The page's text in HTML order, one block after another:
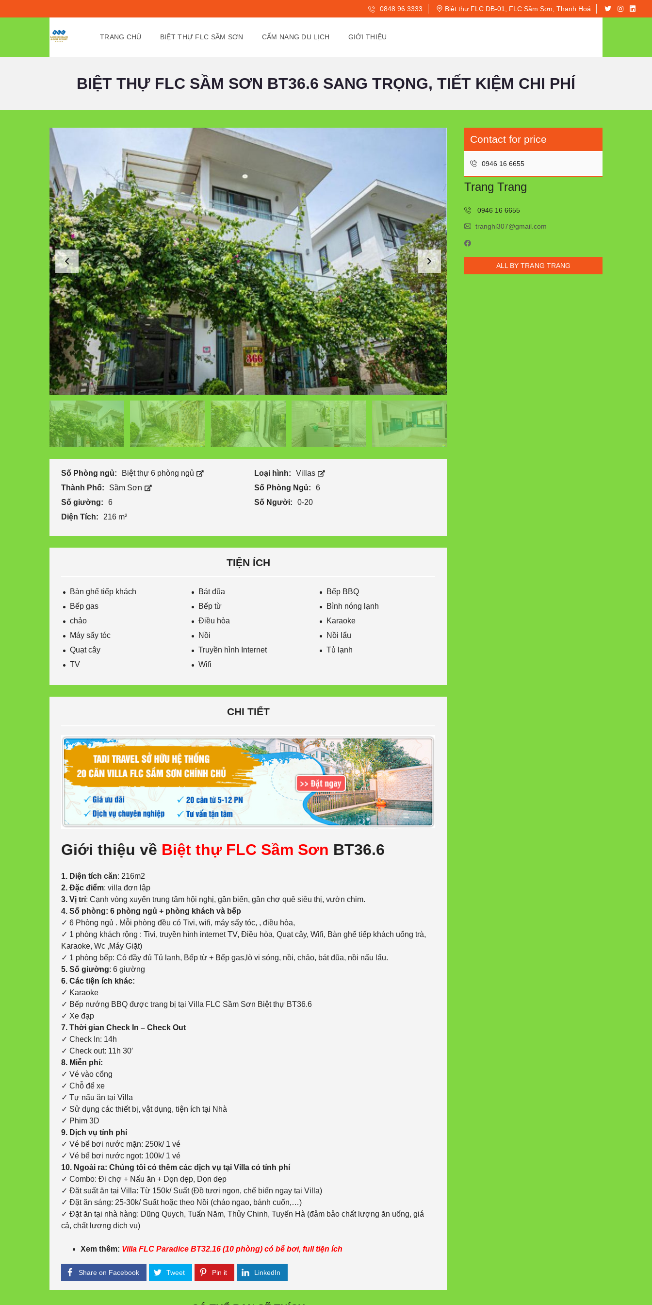
0848 96 3333 Biệt thự FLC DB-01, FLC Sầm Sơn, Thanh Hoá
TRANG CHỦ BIỆT THỰ FLC SẦM SƠN CẨM NANG DU LỊCH GIỚI THIỆU
BIỆT THỰ FLC SẦM SƠN BT36.6 SANG TRỌNG, TIẾT KIỆM CHI PHÍ
Số Phòng ngủ: Biệt thự 6 phòng ngủ Loại hình:
Villas
Thành Phố:
Sầm Sơn Số Phòng Ngủ:
6
Số giường:
6 Số Người:
0-20
Diện Tích:
216 m²
TIỆN ÍCH
Bàn ghế tiếp khách Bát đũa
Bếp BBQ
Bếp gas
Bếp từ
Bình nóng lạnh
chảo
Điều hòa
Karaoke
Máy sấy tóc
Nồi
Nồi lẩu
Quạt cây
Truyền hình Internet
Tủ lạnh
TV
Wifi
CHI TIẾT
Giới thiệu về Biệt thự FLC Sầm Sơn BT36.6
1. Diện tích căn: 216m2
2. Đặc điểm: villa đơn lập
3. Vị trí: Cạnh vòng xuyến trung tâm hội nghị, gần biển, gần chợ quê siêu thị, vườn chim.
4. Số phòng: 6 phòng ngủ + phòng khách và bếp
✓ 6 Phòng ngủ . Mỗi phòng đều có Tivi, wifi, máy sấy tóc, , điều hòa,
✓ 1 phòng khách rộng : Tivi, truyền hình internet TV, Điều hòa, Quạt cây, Wifi, Bàn ghế tiếp khách uống trà,
Karaoke, Wc ,Máy Giặt)
✓ 1 phòng bếp: Có đầy đủ Tủ lạnh, Bếp từ + Bếp gas,lò vi sóng, nồi, chảo, bát đũa, nồi nấu lẩu.
5. Số giường: 6 giường
6. Các tiện ích khác:
✓ Karaoke
✓ Bếp nướng BBQ được trang bị tại Villa FLC Sầm Sơn Biệt thự BT36.6
✓ Xe đạp
7. Thời gian Check In – Check Out
✓ Check In: 14h
✓ Check out: 11h 30′
8. Miễn phí:
✓ Vé vào cổng
✓ Chỗ để xe
✓ Tự nấu ăn tại Villa
✓ Sử dụng các thiết bị, vật dụng, tiện ích tại Nhà
✓ Phim 3D
9. Dịch vụ tính phí
✓ Vé bể bơi nước mặn: 250k/ 1 vé
✓ Vé bể bơi nước ngọt: 100k/ 1 vé
10. Ngoài ra: Chúng tôi có thêm các dịch vụ tại Villa có tính phí
✓ Combo: Đi chợ + Nấu ăn + Dọn dẹp, Dọn dẹp
✓ Đặt suất ăn tại Villa: Từ 150k/ Suất (Đồ tươi ngon, chế biến ngay tại Villa)
✓ Đặt ăn sáng: 25-30k/ Suất hoặc theo Nồi (cháo ngao, bánh cuốn,…)
✓ Đặt ăn tại nhà hàng: Dũng Quych, Tuấn Năm, Thủy Chinh, Tuyến Hà (đảm bảo chất lượng ăn uống, giá
cả, chất lượng dịch vụ)
Xem thêm: Villa FLC Paradice BT32.16 (10 phòng) có bể bơi, full tiện ích
Share on Facebook Tweet Pin it LinkedIn
Contact for price
0946 16 6655
Trang Trang
0946 16 6655
tranghi307@gmail.com
ALL BY TRANG TRANG